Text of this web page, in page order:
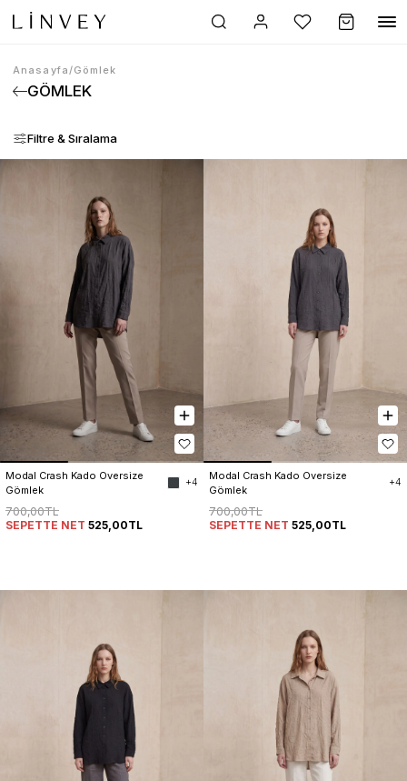
Anasayfa/Gömlek
GÖMLEK
Filtre & Sıralama
Modal Crash Kado Oversize
Gömlek
+4
700,00TL
SEPETTE NET 525,00TL
Modal Crash Kado Oversize
Gömlek
+4
700,00TL
SEPETTE NET 525,00TL